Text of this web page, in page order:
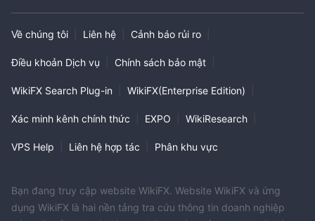
Về chúng tôi Liên hệ Cảnh báo rủi ro
Điều khoản Dịch vụ Chính sách bảo mật
WikiFX Search Plug-in WikiFX(Enterprise Edition)
Xác minh kênh chính thức EXPO WikiResearch
VPS Help Liên hệ hợp tác Phân khu vực
Bạn đang truy cập website WikiFX. Website WikiFX và ứng
dụng WikiFX là hai nền tảng tra cứu thông tin doanh nghiệp